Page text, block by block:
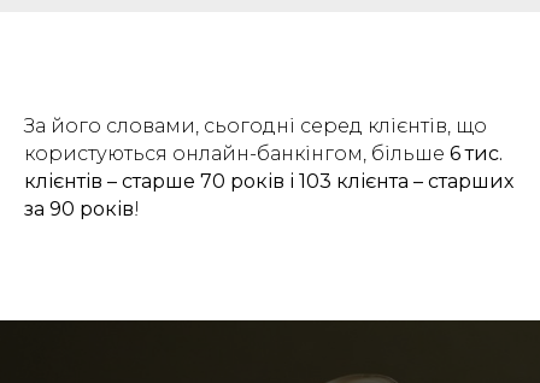
За його словами, сьогодні серед клієнтів, що
користуються онлайн-банкінгом, більше 6 тис.
клієнтів – старше 70 років і 103 клієнта – старших
за 90 років!